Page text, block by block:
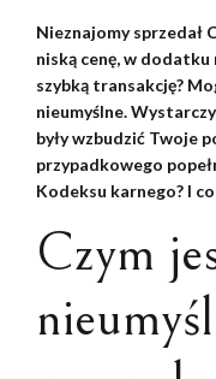
Nieznajomy sprzedał
niską cenę, w dodatku
szybką transakcję?
nieumyślne.
były wzbudzić Twoje
przypadkowego
Kodeksu karnego? I
Czym